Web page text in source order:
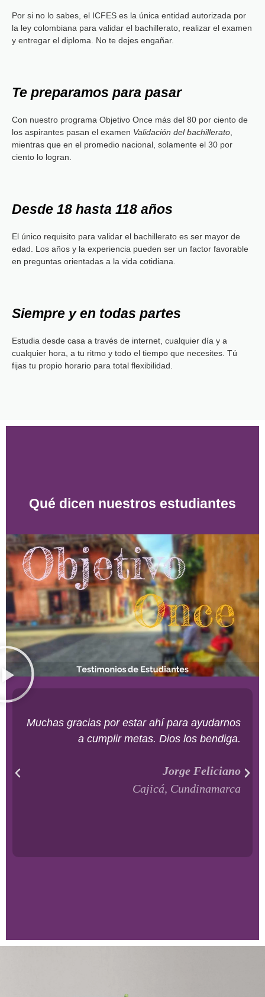
Por si no lo sabes, el ICFES es la única entidad autorizada por
la ley colombiana para validar el bachillerato, realizar el examen
y entregar el diploma. No te dejes engañar.
Te preparamos para pasar
Con nuestro programa Objetivo Once más del 80 por ciento de
los aspirantes pasan el examen Validación del bachillerato
mientras que en el promedio nacional, solamente el 30 por
ciento lo logran.
Desde 18 hasta 118 años
El único requisito para validar el bachillerato es ser mayor de
edad. Los años y la experiencia pueden ser un factor favorable
en preguntas orientadas a la vida cotidiana.
Siempre y en todas partes
Estudia desde casa a través de internet, cualquier día y a
cualquier hora, a tu ritmo y todo el tiempo que necesites. Tú
fijas tu propio horario para total flexibilidad.
Qué dicen nuestros estudiantes
Muchas gracias por estar ahí para ayudarnos
a cumplir metas. Dios los bendiga.
Jorge Feliciano
Cajicá, Cundinamarca